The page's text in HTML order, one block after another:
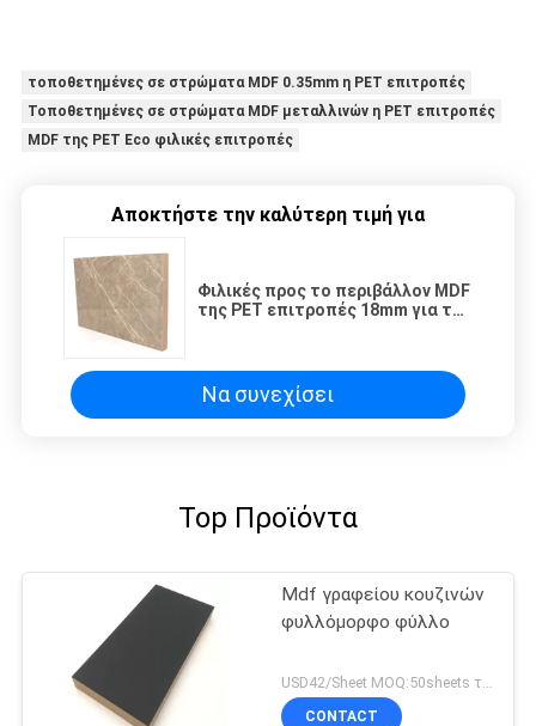
τοποθετημένες σε στρώματα MDF 0.35mm η PET επιτροπές
Τοποθετημένες σε στρώματα MDF μεταλλινών η PET επιτροπές
MDF της PET Eco φιλικές επιτροπές
Αποκτήστε την καλύτερη τιμή για
Φιλικές προς το περιβάλλον MDF
της PET επιτροπές 18mm για το
Να συνεχίσει
Top Προϊόντα
Mdf γραφείου κουζινών
φυλλόμορφο φύλλο
CONTACT